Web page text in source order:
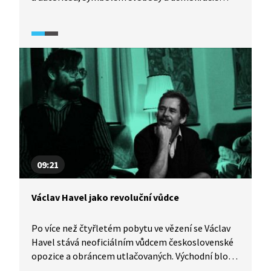
za jejich práva. Na počátku 90. let se Havel nachází
na vrcholu své popularity. Poklidné rozdělení
Československa, kterému napomohl svými
výzvami k toleranci, dialogu a respektu, je
v kontrastu s drastickým rozpadem Jugoslávie.
Video je součástí vzdělávací série Každý může
změnit svět z produkce Knihovny Václava Havla,
která provází životem Václava Havla a bojem
Československa za lidská práva.
09:21
Václav Havel jako revoluční vůdce
Po více než čtyřletém pobytu ve vězení se Václav
Havel stává neoficiálním vůdcem československé
opozice a obráncem utlačovaných. Východní blok